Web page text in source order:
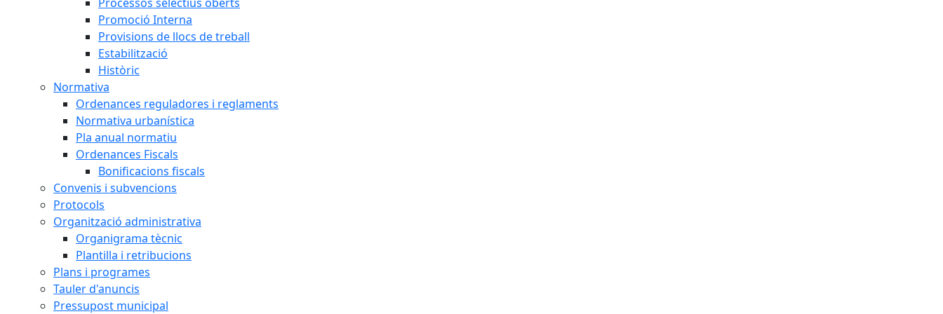
Promoció Interna
Provisions de llocs de treball
Estabilització
Històric
Normativa
Ordenances reguladores i reglaments
Normativa urbanística
Pla anual normatiu
Ordenances Fiscals
Bonificacions fiscals
Convenis i subvencions
Protocols
Organització administrativa
Organigrama tècnic
Plantilla i retribucions
Plans i programes
Tauler d'anuncis
Pressupost municipal